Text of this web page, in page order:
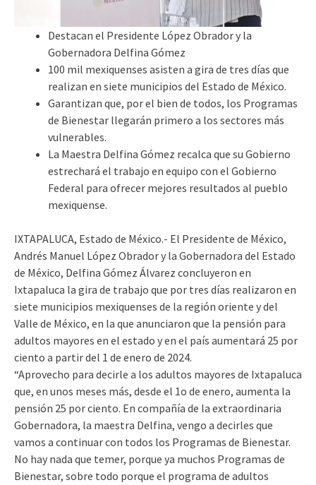
Destacan el Presidente López Obrador y la
Gobernadora Delfina Gómez
100 mil mexiquenses asisten a gira de tres días que
realizan en siete municipios del Estado de México.
Garantizan que, por el bien de todos, los Programas
de Bienestar llegarán primero a los sectores más
vulnerables.
La Maestra Delfina Gómez recalca que su Gobierno
estrechará el trabajo en equipo con el Gobierno
Federal para ofrecer mejores resultados al pueblo
mexiquense.
IXTAPALUCA, Estado de México.- El Presidente de México,
Andrés Manuel López Obrador y la Gobernadora del Estado
de México, Delfina Gómez Álvarez concluyeron en
Ixtapaluca la gira de trabajo que por tres días realizaron en
siete municipios mexiquenses de la región oriente y del
Valle de México, en la que anunciaron que la pensión para
adultos mayores en el estado y en el país aumentará 25 por
ciento a partir del 1 de enero de 2024.
“Aprovecho para decirle a los adultos mayores de Ixtapaluca
que, en unos meses más, desde el 1o de enero, aumenta la
pensión 25 por ciento. En compañía de la extraordinaria
Gobernadora, la maestra Delfina, vengo a decirles que
vamos a continuar con todos los Programas de Bienestar.
No hay nada que temer, porque ya muchos Programas de
Bienestar, sobre todo porque el programa de adultos